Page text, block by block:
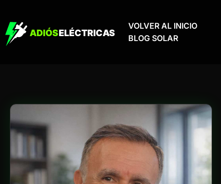
VOLVER AL INICIO
BLOG SOLAR